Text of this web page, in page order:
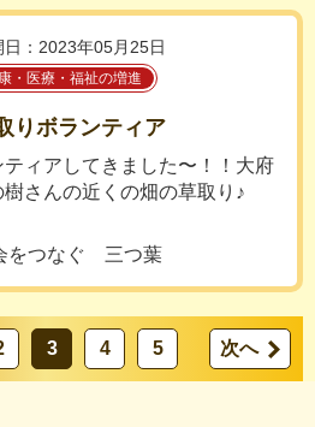
日：2023年05月25日
・医療・福祉の増進
りボランティア
ィアしてきました〜！！大府
さんの近くの畑の草取り♪
をつなぐ 三つ葉
3 4 5 次へ